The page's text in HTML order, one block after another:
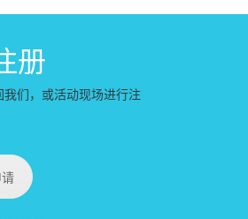
册
们，或活动现场进行注